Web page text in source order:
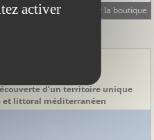
Visiter la boutique
d’un territoire unique
et littoral méditerranéen
activer